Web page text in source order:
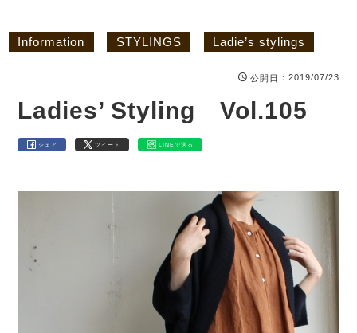
Information STYLINGS Ladie’s stylings
公開日 ：2019/07/23
Ladies’ Styling Vol.105
シェア ツイート LINEで送る